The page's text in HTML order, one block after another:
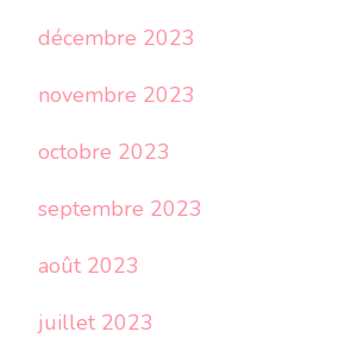
décembre 2023
novembre 2023
octobre 2023
septembre 2023
août 2023
juillet 2023